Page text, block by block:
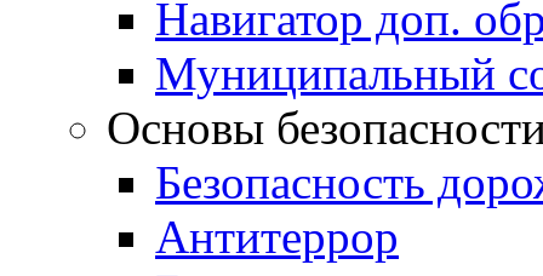
Навигатор доп.
Муниципальный
Основы
Безопасность
Антитеррор